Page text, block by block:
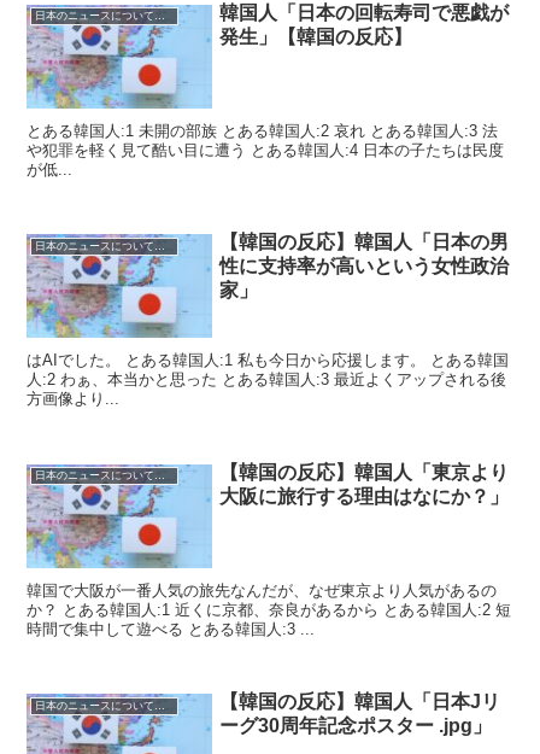
日本のニュースについての反応
韓国人「日本の回転寿司で悪戯が
発生」【韓国の反応】
とある韓国人:1 未開の部族 とある韓国人:2 哀れ とある韓国人:3 法
や犯罪を軽く見て酷い目に遭う とある韓国人:4 日本の子たちは民度
が低...
【韓国の反応】韓国人「日本の男
性に支持率が高いという女性政治
家」
はAIでした。 とある韓国人:1 私も今日から応援します。 とある韓国
人:2 わぁ、本当かと思った とある韓国人:3 最近よくアップされる後
方画像より...
日本のニュースについての反応
【韓国の反応】韓国人「東京より
大阪に旅行する理由はなにか？」
韓国で大阪が一番人気の旅先なんだが、なぜ東京より人気があるの
か？ とある韓国人:1 近くに京都、奈良があるから とある韓国人:2 短
【韓国の反応】韓国人「日本Jリ
ーグ30周年記念ポスター .jpg」